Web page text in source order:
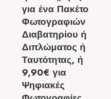
για ένα Πακέτο
Φωτογραφιών
Διαβατηρίου ή
Διπλώματος ή
Ταυτότητας, ή
9,90€ για
Ψηφιακές